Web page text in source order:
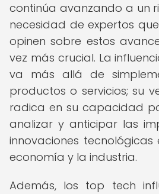
continúa avanzando a un
necesidad de expertos
opinen sobre estos
vez más crucial. La
va más allá de
productos o servicios; su
radica en su capacidad
analizar y anticipar las
innovaciones
economía y la industria.
Además, los top tech